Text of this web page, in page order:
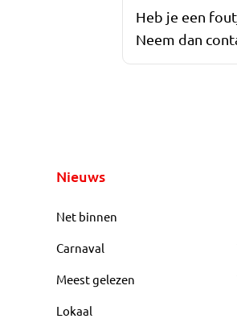
Heb je een
Neem dan
Nieuws
Net binnen
Carnaval
Meest gelezen
Lokaal